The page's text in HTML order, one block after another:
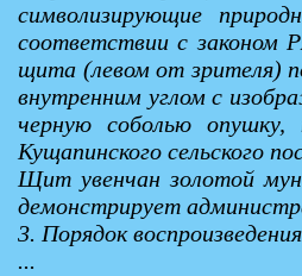
символизирующие
соответствии с законом
щита (левом от зрителя)
внутренним углом с
черную соболью опушку,
Кущапинского сельского
Щит увенчан золотой
демонстрирует
3. Порядок
...